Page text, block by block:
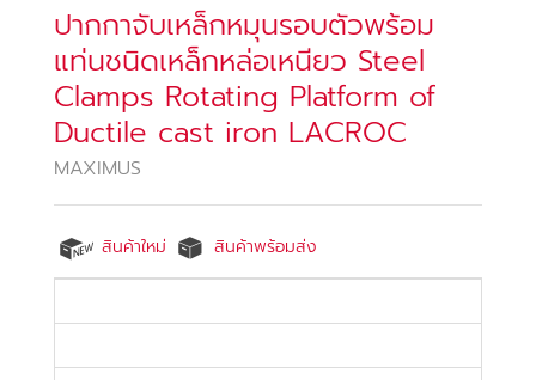
ปากกาจับเหล็กหมุนรอบตัวพร้อม
แท่นชนิดเหล็กหล่อเหนียว Steel
Clamps Rotating Platform of
Ductile cast iron LACROC
MAXIMUS
สินค้าใหม่ สินค้าพร้อมส่ง